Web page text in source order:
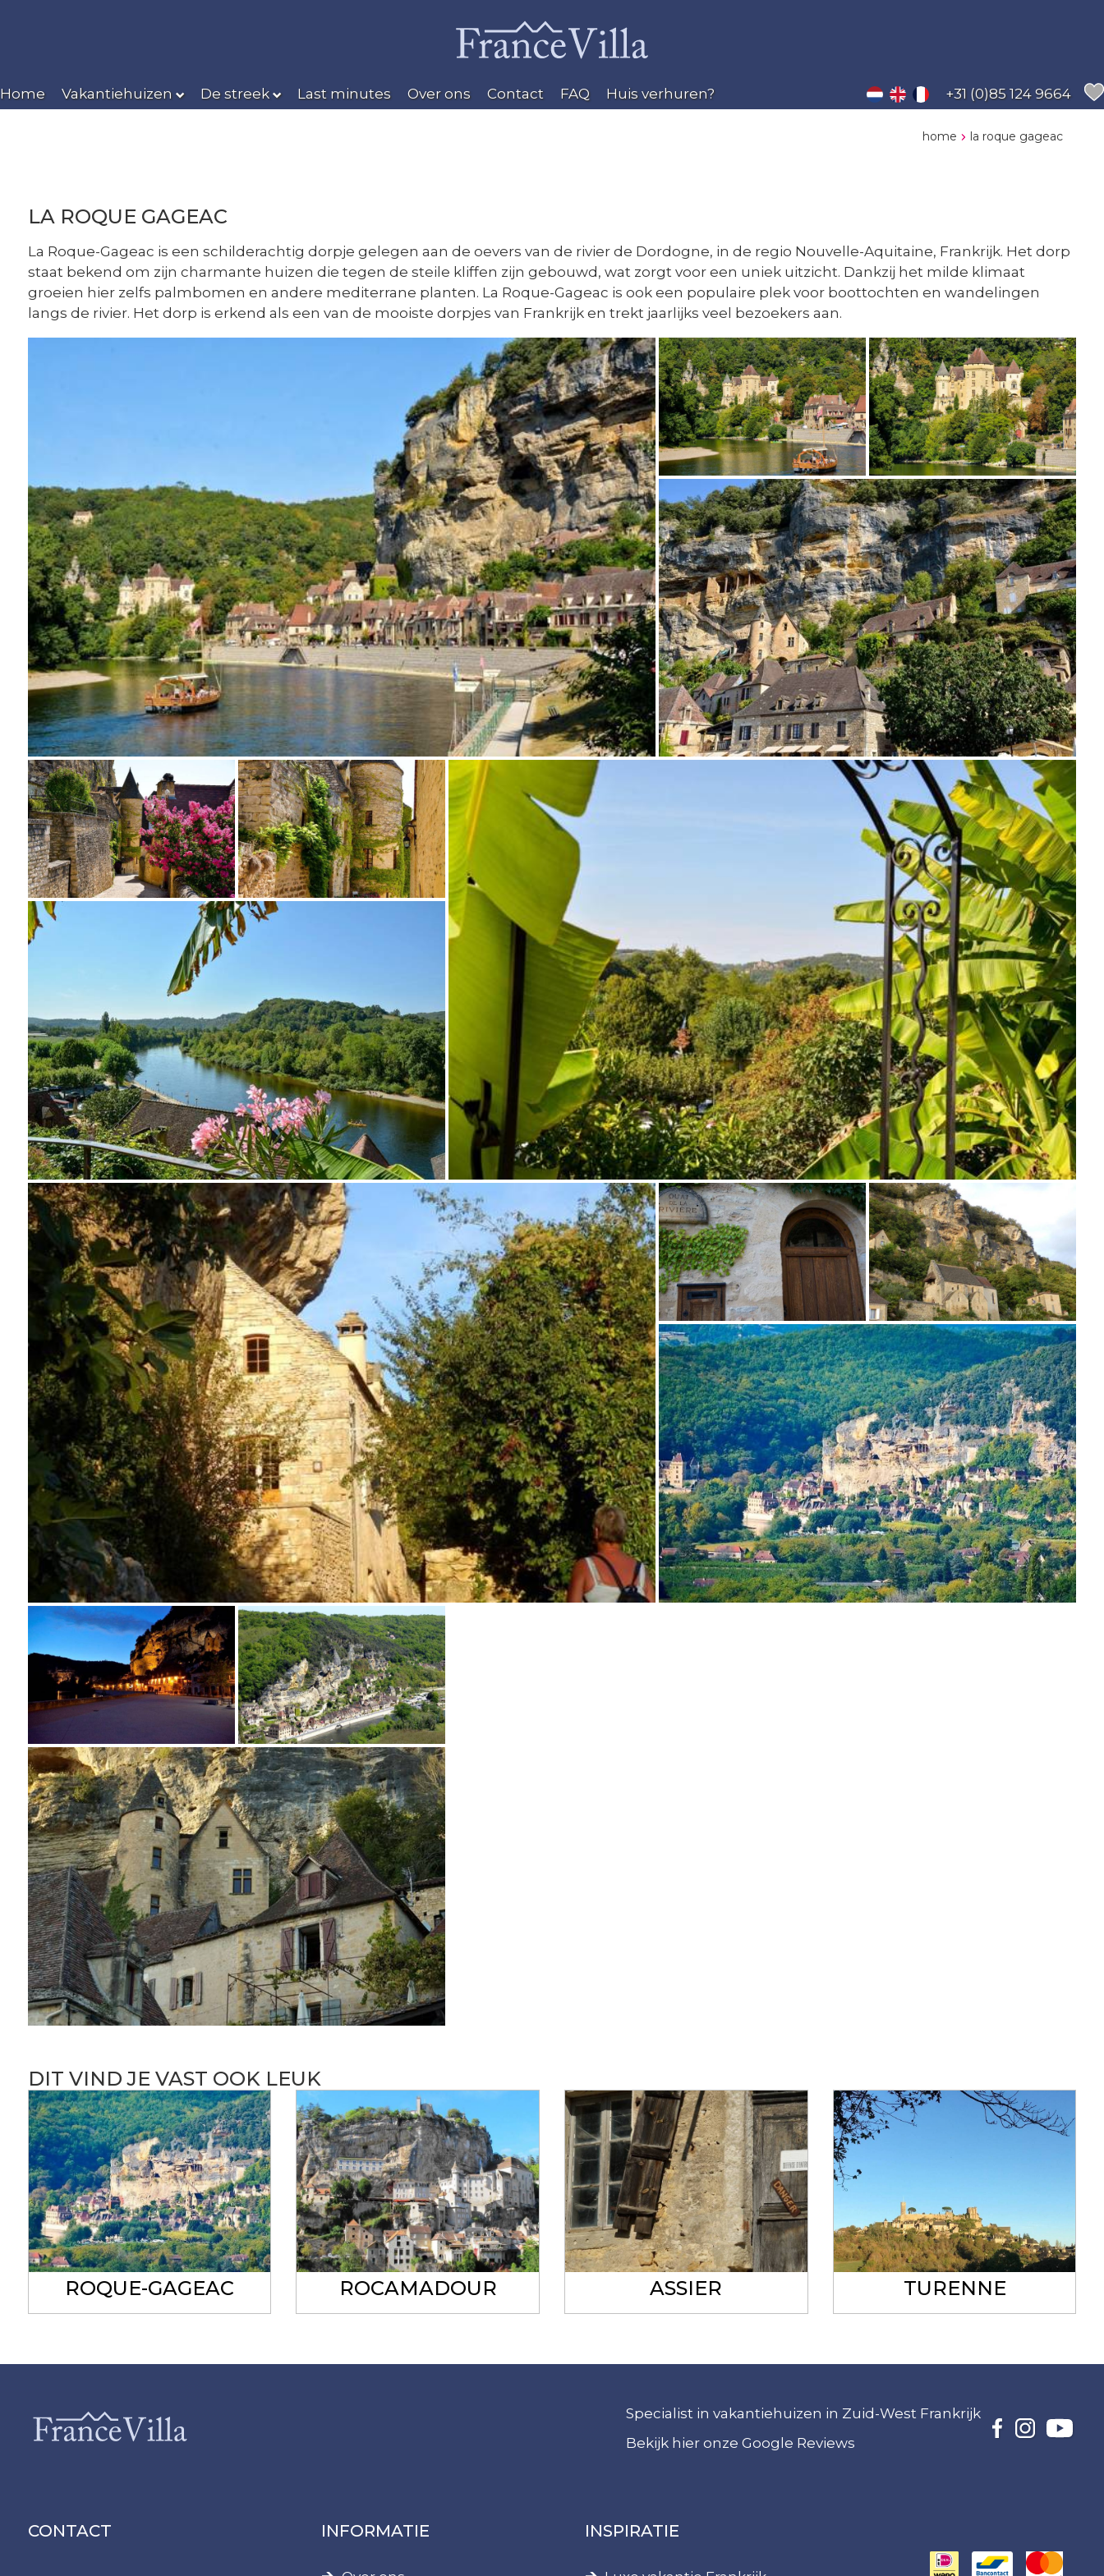
Home Vakantiehuizen De streek Last minutes Over ons Contact FAQ Huis verhuren? +31 (0)85 124 9664
home la roque gageac
LA ROQUE GAGEAC
La Roque-Gageac is een schilderachtig dorpje gelegen aan de oevers van de rivier de Dordogne, in de regio Nouvelle-Aquitaine, Frankrijk. Het dorp
staat bekend om zijn charmante huizen die tegen de steile kliffen zijn gebouwd, wat zorgt voor een uniek uitzicht. Dankzij het milde klimaat
groeien hier zelfs palmbomen en andere mediterrane planten. La Roque-Gageac is ook een populaire plek voor boottochten en wandelingen
langs de rivier. Het dorp is erkend als een van de mooiste dorpjes van Frankrijk en trekt jaarlijks veel bezoekers aan.
DIT VIND JE VAST OOK LEUK
ROQUE-GAGEAC ROCAMADOUR ASSIER TURENNE
Specialist in vakantiehuizen in Zuid-West Frankrijk
Bekijk hier onze Google Reviews
CONTACT INFORMATIE INSPIRATIE